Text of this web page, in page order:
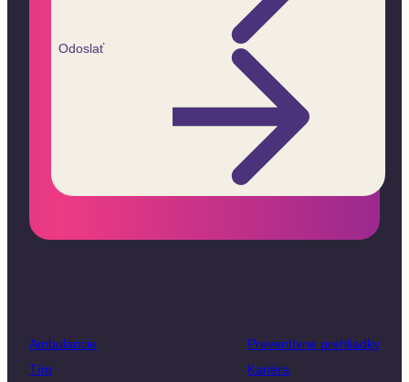
Odoslať
Ambulancie
Tím
Preventívne prehliadky
Kariéra